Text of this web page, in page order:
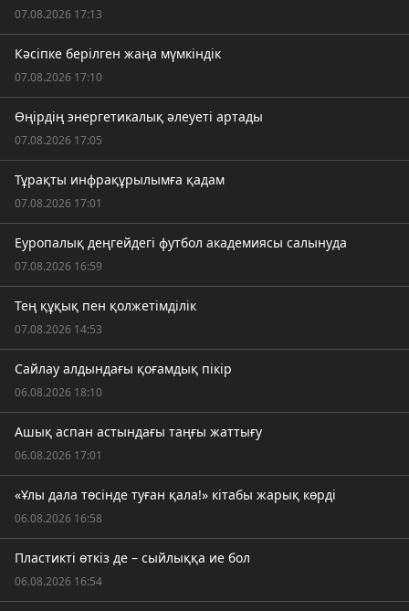
07.08.2026 17:13
Кәсіпке берілген жаңа мүмкіндік
07.08.2026 17:10
Өңірдің энергетикалық әлеуеті артады
07.08.2026 17:05
Тұрақты инфрақұрылымға қадам
07.08.2026 17:01
Еуропалық деңгейдегі футбол академиясы салынуда
07.08.2026 16:59
Тең құқық пен қолжетімділік
07.08.2026 14:53
Сайлау алдындағы қоғамдық пікір
06.08.2026 18:10
Ашық аспан астындағы таңғы жаттығу
06.08.2026 17:01
«Ұлы дала төсінде туған қала!» кітабы жарық көрді
06.08.2026 16:58
Пластикті өткіз де – сыйлыққа ие бол
06.08.2026 16:54